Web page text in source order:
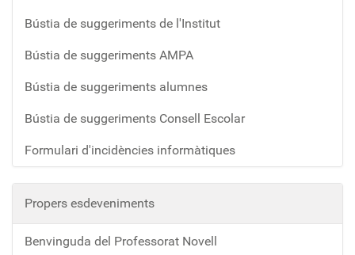
Bústia de suggeriments de l'Institut
Bústia de suggeriments AMPA
Bústia de suggeriments alumnes
Bústia de suggeriments Consell Escolar
Formulari d'incidències informàtiques
Propers esdeveniments
Benvinguda del Professorat Novell